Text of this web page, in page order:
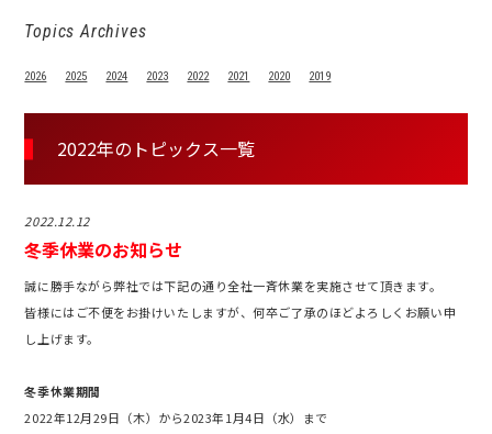
Topics Archives
2026 2025 2024 2023 2022 2021 2020 2019
2022年のトピックス一覧
2022.12.12
冬季休業のお知らせ
誠に勝手ながら弊社では下記の通り全社一斉休業を実施させて頂きます。
皆様にはご不便をお掛けいたしますが、何卒ご了承のほどよろしくお願い申
し上げます。
冬季休業期間
2022年12月29日（木）から2023年1月4日（水）まで